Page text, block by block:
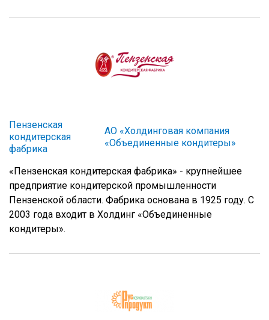
Пензенская
кондитерская
фабрика
АО «Холдинговая компания
«Объединенные кондитеры»
«Пензенская кондитерская фабрика» - крупнейшее
предприятие кондитерской промышленности
Пензенской области. Фабрика основана в 1925 году. С
2003 года входит в Холдинг «Объединенные
кондитеры».